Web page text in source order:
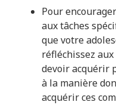
Pour
aux tâches
que votre
réfléchissez
devoir acquérir
à la manière
acquérir ces